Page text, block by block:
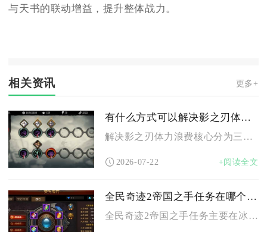
与天书的联动增益，提升整体战力。
相关资讯 更多+
有什么方式可以解决影之刃体力浪费的问题
解决影之刃体力浪费核心分为三类操作：利用副本体力判定机制清空...
2026-07-22 +阅读全文
全民奇迹2帝国之手任务在哪个地图接取
全民奇迹2帝国之手任务主要在冰封峡谷地图接取，该地图是触发帝...